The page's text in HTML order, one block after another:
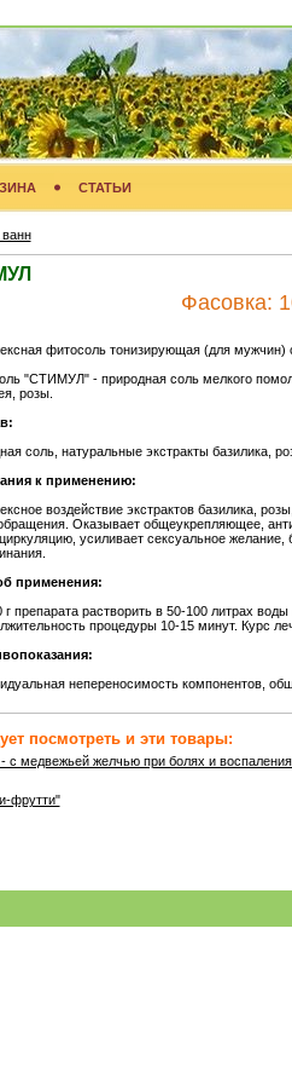
СТАТЬИ
Фасовка:
фитосоль тонизирующая (для мужчин)
"СТИМУЛ" - природная соль мелкого
розы.
соль, натуральные экстракты базилика,
к применению:
воздействие экстрактов базилика,
Оказывает общеукрепляющее,
усиливает сексуальное
применения:
г препарата растворить в 50-100 литрах
процедуры 10-15 минут. Курс
непереносимость компонентов,
посмотреть и эти товары:
с медвежьей желчью при болях и
фрутти"